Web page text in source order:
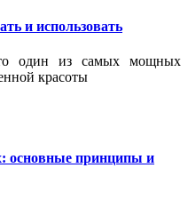
и использовать
один из самых мощных
красоты
основные принципы и